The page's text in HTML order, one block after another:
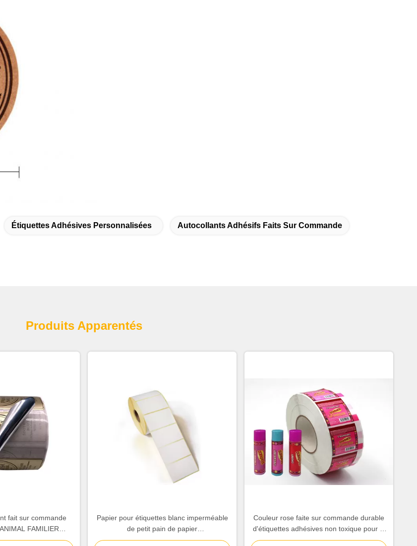
Étiquettes Adhésives Personnalisées Autocollants Adhésifs Faits Sur Commande
Produits Apparentés
fait sur commande
FAMILIER
pour le
Papier pour étiquettes blanc imperméable
de petit pain de papier
d'autocollant/matériel de papier inférieur de
Couleur rose faite sur commande durable
d'étiquettes adhésives non toxique pour le
baume à lèvres